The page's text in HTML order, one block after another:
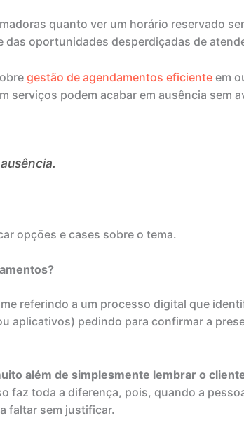
quanto ver um horário reservado
oportunidades desperdiçadas de
gestão de agendamentos eficiente em
serviços podem acabar em ausência sem
opções e cases sobre o tema.
referindo a um processo digital que
aplicativos) pedindo para confirmar a
além de simplesmente lembrar o
faz toda a diferença, pois, quando a
faltar sem justificar.